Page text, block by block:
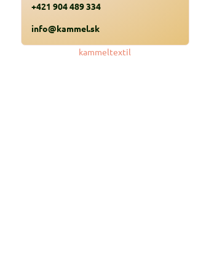
+421 904 489 334
info@kammel.sk
kammeltextil